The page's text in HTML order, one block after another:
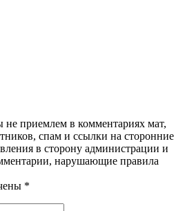
приемлем в комментариях мат,
спам и ссылки на сторонние
в сторону администрации и
нарушающие правила
*